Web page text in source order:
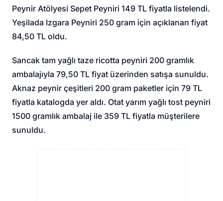
Peynir Atölyesi Sepet Peyniri 149 TL fiyatla listelendi.
Yeşilada Izgara Peyniri 250 gram için açıklanan fiyat
84,50 TL oldu.
Sancak tam yağlı taze ricotta peyniri 200 gramlık
ambalajıyla 79,50 TL fiyat üzerinden satışa sunuldu.
Aknaz peynir çeşitleri 200 gram paketler için 79 TL
fiyatla katalogda yer aldı. Otat yarım yağlı tost peyniri
1500 gramlık ambalaj ile 359 TL fiyatla müşterilere
sunuldu.